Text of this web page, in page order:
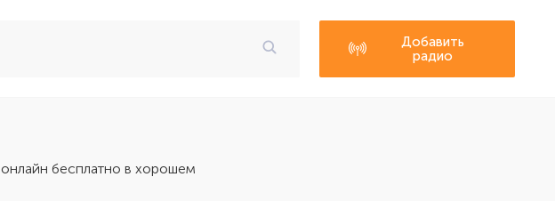
Добавить
радио
онлайн бесплатно в хорошем